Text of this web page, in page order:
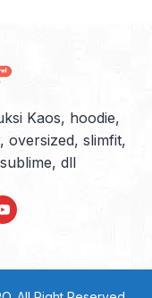
Kaos, hoodie,
oversized, slimfit,
dll